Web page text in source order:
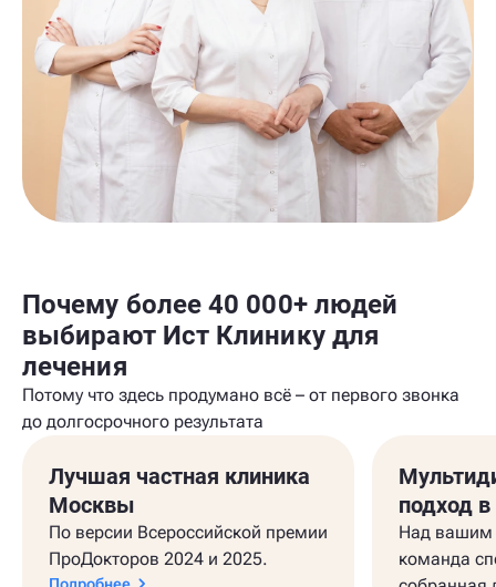
Почему более 40 000+ людей
выбирают Ист Клинику для
лечения
Потому что здесь продумано всё – от первого звонка
до долгосрочного результата
Лучшая частная клиника
Москвы
По версии Всероссийской премии
ПроДокторов 2024 и 2025.
подход
Над вашим
команда